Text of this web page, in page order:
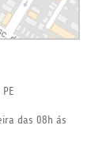
das 08h ás